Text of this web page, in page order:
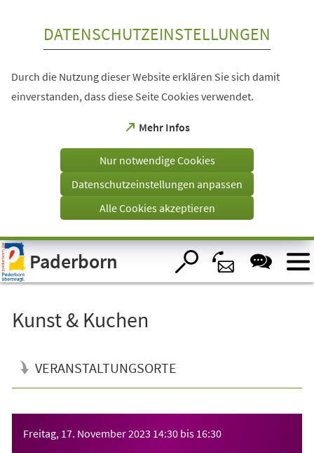
Visuelle
Assistenzsoftware
öffnen.
DATENSCHUTZEINSTELLUNGEN
Durch die Nutzung dieser Website erklären Sie sich damit
einverstanden, dass diese Seite Cookies verwendet.
Mehr Infos
(Öffnet
einem
Tab)
Nur notwendige Cookies
Datenschutzeinstellungen anpassen
Alle Cookies akzeptieren
Paderborn
Kunst & Kuchen
VERANSTALTUNGSORTE
Freitag, 17. November 2023 14:30 bis 16:30